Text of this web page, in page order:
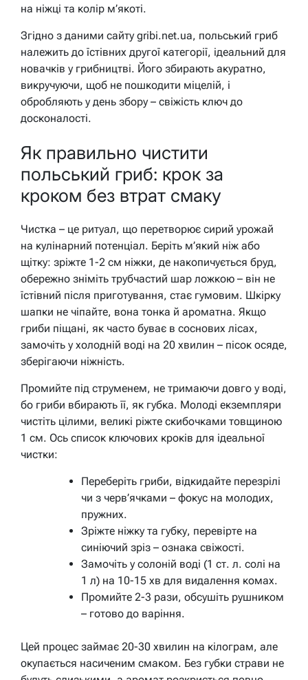
на ніжці та колір м’якоті.
Згідно з даними сайту gribi.net.ua, польський гриб
належить до їстівних другої категорії, ідеальний для
новачків у грибництві. Його збирають акуратно,
викручуючи, щоб не пошкодити міцелій, і
обробляють у день збору – свіжість ключ до
досконалості.
Як правильно чистити
польський гриб: крок за
кроком без втрат смаку
Чистка – це ритуал, що перетворює сирий урожай
на кулінарний потенціал. Беріть м’який ніж або
щітку: зріжте 1-2 см ніжки, де накопичується бруд,
обережно зніміть трубчастий шар ложкою – він не
їстівний після приготування, стає гумовим. Шкірку
шапки не чіпайте, вона тонка й ароматна. Якщо
гриби піщані, як часто буває в соснових лісах,
замочіть у холодній воді на 20 хвилин – пісок осяде,
зберігаючи ніжність.
Промийте під струменем, не тримаючи довго у воді,
бо гриби вбирають її, як губка. Молоді екземпляри
чистіть цілими, великі ріжте скибочками товщиною
1 см. Ось список ключових кроків для ідеальної
чистки:
Переберіть гриби, відкидайте перезрілі
чи з черв’ячками – фокус на молодих,
пружних.
Зріжте ніжку та губку, перевірте на
синіючий зріз – ознака свіжості.
Замочіть у солоній воді (1 ст. л. солі на
1 л) на 10-15 хв для видалення комах.
Промийте 2-3 рази, обсушіть рушником
– готово до варіння.
Цей процес займає 20-30 хвилин на кілограм, але
окупається насиченим смаком. Без губки страви не